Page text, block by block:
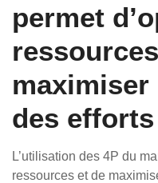
permet
maximiser
des
L’utilisation des 4P du
ressources et de